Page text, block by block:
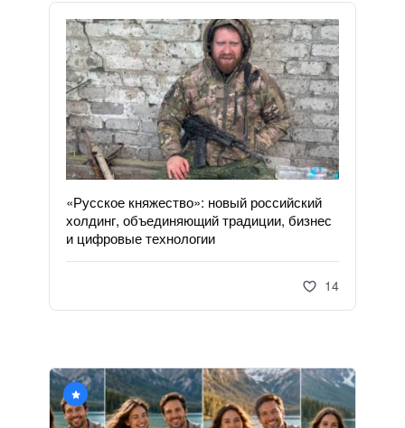
«Русское княжество»: новый российский
холдинг, объединяющий традиции, бизнес
и цифровые технологии
14